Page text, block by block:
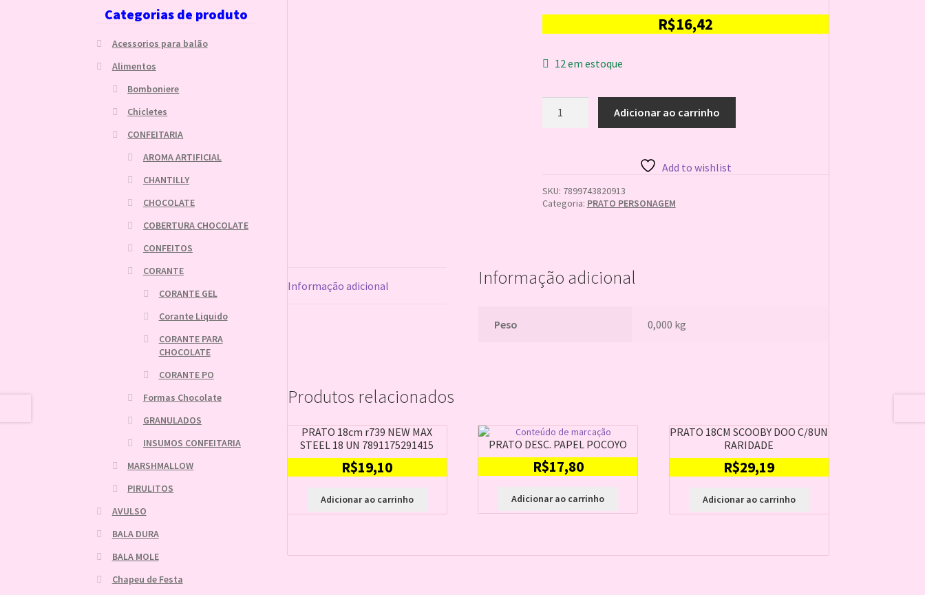
R$16,42
12 em estoque
quantidade
Adicionar ao carrinho
Add to wishlist
SKU: 7899743820913
Categoria: PRATO PERSONAGEM
Informação adicional Informação adicional
Peso 0,000 kg
Produtos relacionados
PRATO 18cm r739 NEW MAX
STEEL 18 UN 7891175291415
R$19,10
Adicionar ao carrinho
PRATO DESC. PAPEL POCOYO
R$17,80
Adicionar ao carrinho
PRATO 18CM SCOOBY DOO C/8UN
RARIDADE
R$29,19
Adicionar ao carrinho
Categorias de produto
Acessorios para balão
Alimentos
Bomboniere
Chicletes
CONFEITARIA
AROMA ARTIFICIAL
CHANTILLY
CHOCOLATE
COBERTURA CHOCOLATE
CONFEITOS
CORANTE
CORANTE GEL
Corante Liquido
CORANTE PARA
CHOCOLATE
CORANTE PO
Formas Chocolate
GRANULADOS
INSUMOS CONFEITARIA
MARSHMALLOW
PIRULITOS
AVULSO
BALA DURA
BALA MOLE
Chapeu de Festa